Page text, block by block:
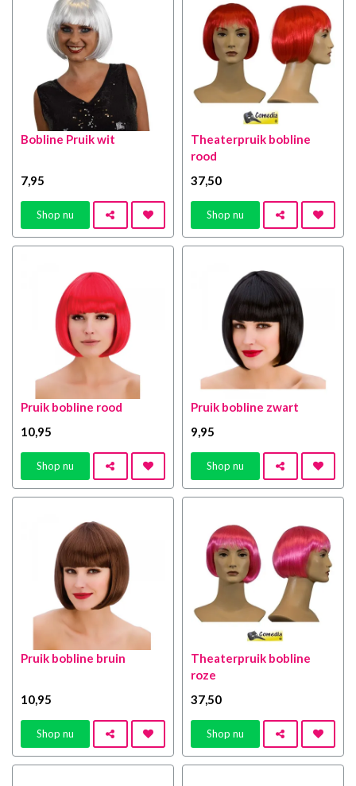
Bobline Pruik wit
7,95
Shop nu
Theaterpruik bobline
rood
37,50
Shop nu
Pruik bobline rood
10,95
Shop nu
Pruik bobline zwart
9,95
Shop nu
Pruik bobline bruin
10,95
Shop nu
Theaterpruik bobline
roze
37,50
Shop nu